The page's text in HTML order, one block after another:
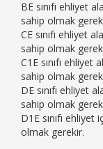
BE sınıfı ehliyet
sahip olmak
CE sınıfı ehliyet
sahip olmak
C1E sınıfı ehliyet
sahip olmak
DE sınıfı ehliyet
sahip olmak
D1E sınıfı ehliyet
olmak gerekir.